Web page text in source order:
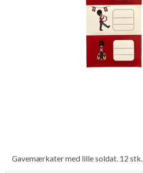
Gavemærkater med lille soldat. 12 stk.